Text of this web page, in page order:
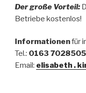
Der große Vorteil:
Betriebe kostenlos!
Informationenfür
Tel.: 0163 7028505
Email: elisabeth .